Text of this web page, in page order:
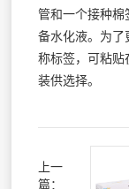
管和一个接种棉
备水化液。为了
称标签，可粘贴
装供选择。
上一
篇：